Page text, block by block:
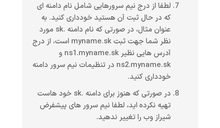
لطفا از درج نیم سرورهایی شامل نام دامنه ای
که در حال ثبت آن هستید خودداری کنید. به
عنوان مثال، در صورتی که نام دامنه .sk مورد
نظر شما جهت ثبت myname.sk است، از درج
آدرس هایی نظیر ns1.myname.sk و
ns2.myname.sk در تنظیمات نیم سرور دامنه
خودداری کنید.
در صورتی که هنوز برای دامنه .sk خود هاست
تهیه نکرده اید، لطفا نیم سرور های پیشفرض
شیراز وب را تغییر ندهید.